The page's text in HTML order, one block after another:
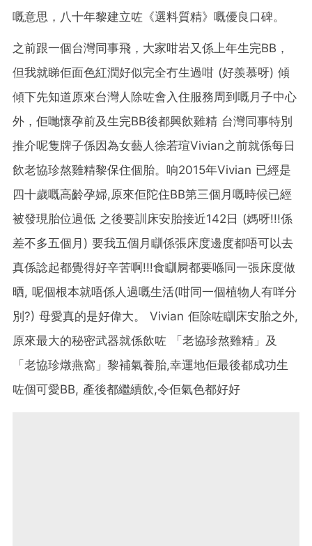
嘅意思，八十年黎建立咗《選料質精》嘅優良口碑。
之前跟一個台灣同事飛，大家咁岩又係上年生完BB，
但我就睇佢面色紅潤好似完全冇生過咁 (好羨慕呀) 傾
傾下先知道原來台灣人除咗會入住服務周到嘅月子中心
外，佢哋懷孕前及生完BB後都興飲雞精 台灣同事特別
推介呢隻牌子係因為女藝人徐若瑄Vivian之前就係每日
飲老協珍熬雞精黎保住個胎。响2015年Vivian 已經是
四十歲嘅高齡孕婦,原來佢陀住BB第三個月嘅時候已經
被發現胎位過低 之後要訓床安胎接近142日 (媽呀!!!係
差不多五個月) 要我五個月瞓係張床度邊度都唔可以去
真係諗起都覺得好辛苦啊!!!食瞓屙都要喺同一張床度做
晒, 呢個根本就唔係人過嘅生活(咁同一個植物人有咩分
別?) 母愛真的是好偉大。 Vivian 佢除咗瞓床安胎之外,
原來最大的秘密武器就係飲咗 「老協珍熬雞精」及
「老協珍燉燕窩」黎補氣養胎,幸運地佢最後都成功生
咗個可愛BB, 產後都繼續飲,令佢氣色都好好